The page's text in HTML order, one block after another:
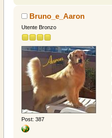
Bruno_e_Aaron
Utente Bronzo
Post: 387